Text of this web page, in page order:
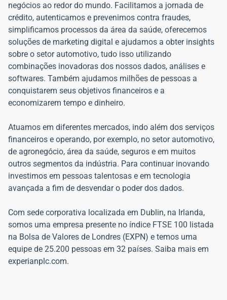
negócios ao redor do mundo. Facilitamos a jornada de
crédito, autenticamos e prevenimos contra fraudes,
simplificamos processos da área da saúde, oferecemos
soluções de marketing digital e ajudamos a obter insights
sobre o setor automotivo, tudo isso utilizando
combinações inovadoras dos nossos dados, análises e
softwares. Também ajudamos milhões de pessoas a
conquistarem seus objetivos financeiros e a
economizarem tempo e dinheiro.
Atuamos em diferentes mercados, indo além dos serviços
financeiros e operando, por exemplo, no setor automotivo,
de agronegócio, área da saúde, seguros e em muitos
outros segmentos da indústria. Para continuar inovando
investimos em pessoas talentosas e em tecnologia
avançada a fim de desvendar o poder dos dados.
Com sede corporativa localizada em Dublin, na Irlanda,
somos uma empresa presente no índice FTSE 100 listada
na Bolsa de Valores de Londres (EXPN) e temos uma
equipe de 25.200 pessoas em 32 países. Saiba mais em
experianplc.com.